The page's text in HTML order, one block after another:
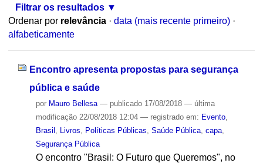
Filtrar os resultados
Ordenar por relevância · data (mais recente primeiro) ·
alfabeticamente
Encontro apresenta propostas para segurança
pública e saúde
por Mauro Bellesa — publicado17/08/2018 — última
modificação22/08/2018 12:04 — registrado em: Evento,
Brasil
Livros Políticas Públicas Saúde Pública, capa,
Segurança Pública
O encontro "Brasil: O Futuro que Queremos", no